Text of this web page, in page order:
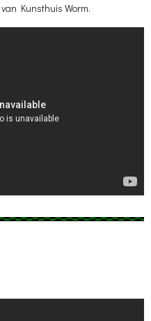
Kunsthuis Worm.